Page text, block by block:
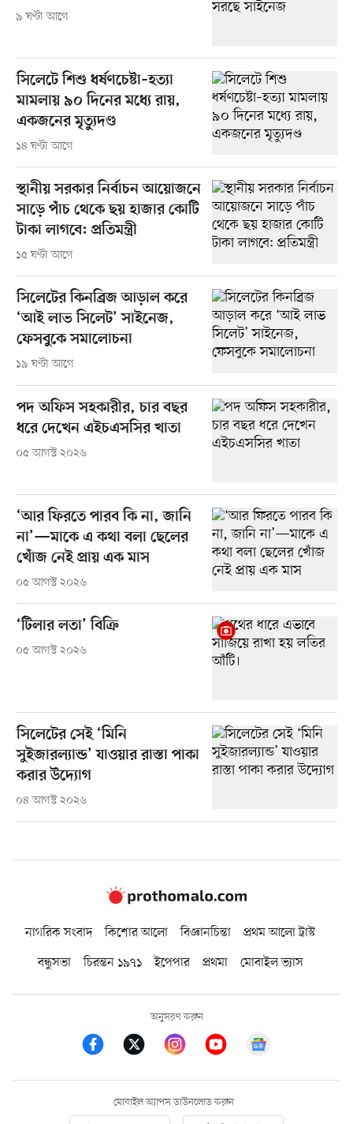
৯ ঘণ্টা আগে
সিলেটে শিশু ধর্ষণচেষ্টা–হত্যা
মামলায় ৯০ দিনের মধ্যে রায়,
একজনের মৃত্যুদণ্ড
১৪ ঘণ্টা আগে
স্থানীয় সরকার নির্বাচন আয়োজনে
সাড়ে পাঁচ থেকে ছয় হাজার কোটি
টাকা লাগবে: প্রতিমন্ত্রী
১৫ ঘণ্টা আগে
সিলেটের কিনব্রিজ আড়াল করে
‘আই লাভ সিলেট’ সাইনেজ,
ফেসবুকে সমালোচনা
১৯ ঘণ্টা আগে
পদ অফিস সহকারীর, চার বছর
ধরে দেখেন এইচএসসির খাতা
০৫ আগস্ট ২০২৬
‘আর ফিরতে পারব কি না, জানি
না’—মাকে এ কথা বলা ছেলের
খোঁজ নেই প্রায় এক মাস
০৫ আগস্ট ২০২৬
‘টিলার লতা’ বিক্রি
০৫ আগস্ট ২০২৬
সিলেটের সেই ‘মিনি
সুইজারল্যান্ড’ যাওয়ার রাস্তা পাকা
করার উদ্যোগ
০৪ আগস্ট ২০২৬
নাগরিক সংবাদ কিশোর আলো বিজ্ঞানচিন্তা
প্রথম আলো ট্রাস্ট
বন্ধুসভা
চিরন্তন ১৯৭১ ইপেপার প্রথমা মোবাইল ভ্যাস
অনুসরণ করুন
মোবাইল অ্যাপস ডাউনলোড করুন